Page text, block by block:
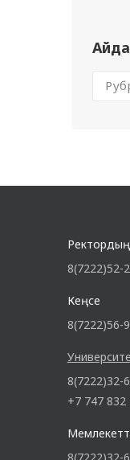
8(7222)52-
Кеңсе
8(7222)56-
8(7222)32-
+7 747 832
8(7222)32-